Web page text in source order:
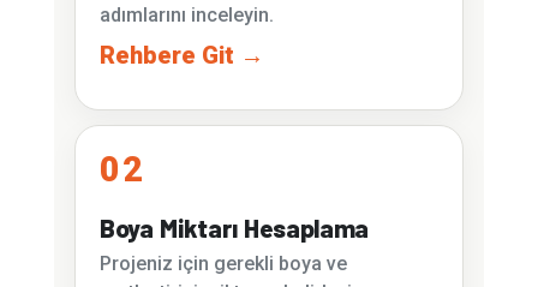
adımlarını inceleyin.
Rehbere Git →
02
Boya Miktarı Hesaplama
Projeniz için gerekli boya ve